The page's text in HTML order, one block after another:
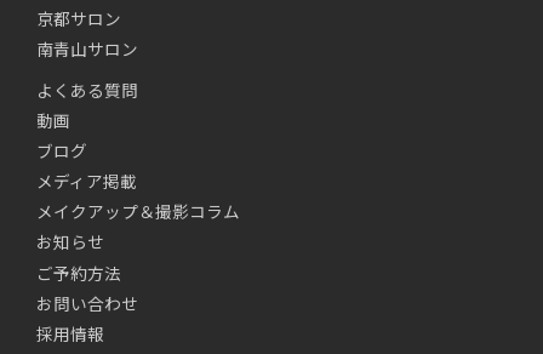
京都サロン
南青山サロン
よくある質問
動画
ブログ
メディア掲載
メイクアップ＆撮影コラム
お知らせ
ご予約方法
お問い合わせ
採用情報